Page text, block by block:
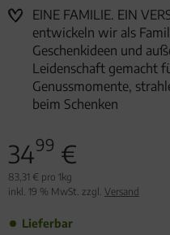
EINE FAMILIE. EIN
entwickeln wir als
Geschenkideen und
Leidenschaft gemacht
Genussmomente,
beim Schenken
3499 €
83,31 € pro 1kg
inkl. 19 % MwSt. zzgl. Versand
Lieferbar